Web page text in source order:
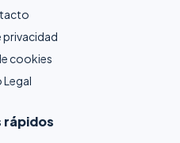
privacidad
cookies
Legal
rápidos